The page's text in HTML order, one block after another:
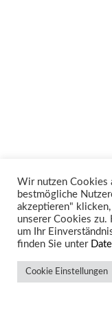
Unsere
Wir nutzen Cookies
bestmögliche
akzeptieren"
unserer Cookies zu.
um Ihr
finden Sie unter
Cookie Einstellungen